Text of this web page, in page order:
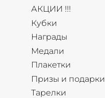
АКЦИИ !!!
Кубки
Награды
Медали
Плакетки
Призы и подарки
Тарелки